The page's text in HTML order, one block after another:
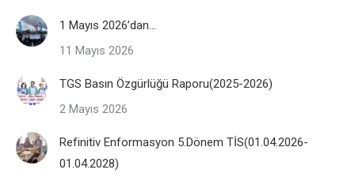
1 Mayıs 2026’dan…
11 Mayıs 2026
TGS Basın Özgürlüğü Raporu(2025-2026)
2 Mayıs 2026
Refinitiv Enformasyon 5.Dönem TİS(01.04.2026-
01.04.2028)